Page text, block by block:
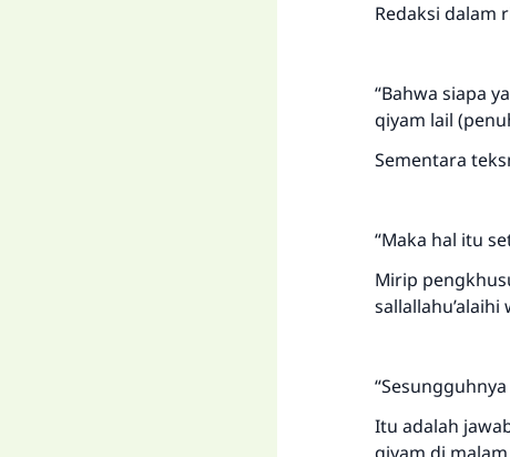
Redaksi dalam
“Bahwa siapa
qiyam lail
Sementara
“Maka hal itu
Mirip
sallallahu’alaihi
Itu adalah